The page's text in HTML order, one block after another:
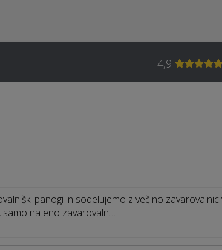
4,9
panogi in sodelujemo z večino zavarovalnic
samo na eno zavarovaln…